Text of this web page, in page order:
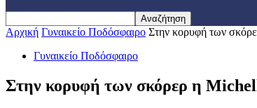
Αρχική Γυναικείο Ποδόσφαιρο Στην κορυφή των
Γυναικείο Ποδόσφαιρο
Στην κορυφή των σκόρερ η